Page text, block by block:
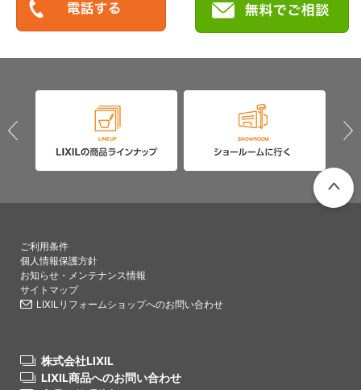
ご利用条件
個人情報保護方針
お知らせ・メンテナンス情報
サイトマップ
LIXILリフォームショップへのお問い合わせ
株式会社LIXIL
LIXIL商品へのお問い合わせ